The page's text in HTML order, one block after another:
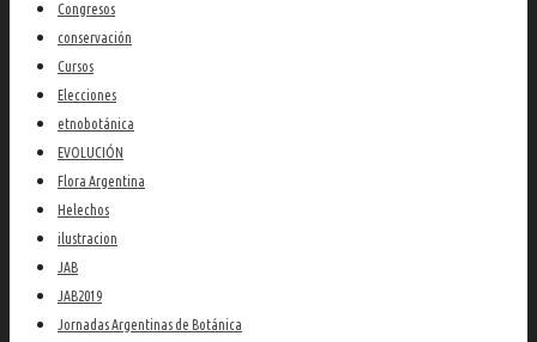
Congresos
conservación
Cursos
Elecciones
etnobotánica
EVOLUCIÓN
Flora Argentina
Helechos
ilustracion
JAB
JAB2019
Jornadas Argentinas de Botánica